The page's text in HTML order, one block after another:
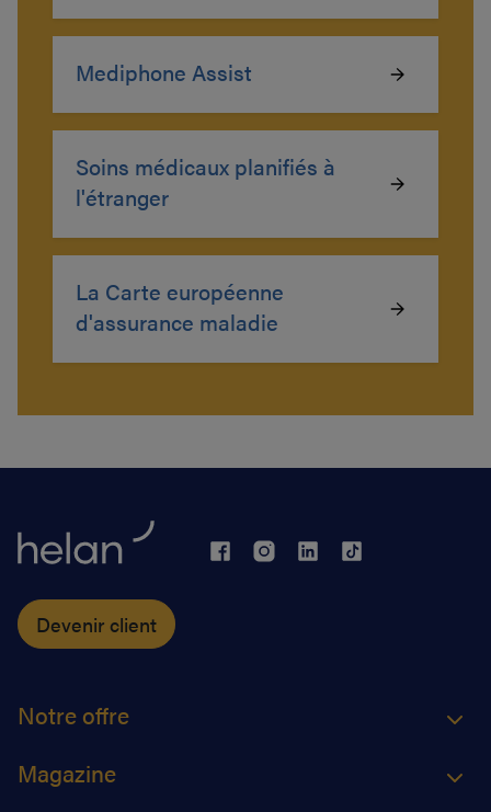
Mediphone Assist
Soins médicaux planifiés à
l'étranger
La Carte européenne
d'assurance maladie
Devenir client
Notre offre
Magazine